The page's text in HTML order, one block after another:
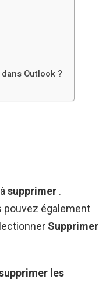
Outlook ?
supprimer .
pouvez également
Supprimer
les